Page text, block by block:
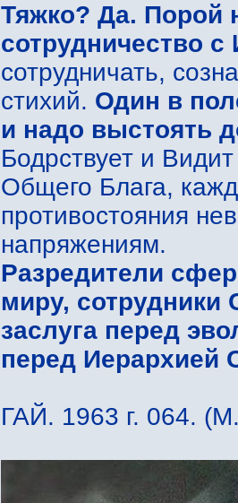
Тяжко? Да. Порой
сотрудничество
сотрудничать,
стихий. Один в
и надо выстоять
Бодрствует и
Общего Блага,
противостояния
напряжениям.
Разредители
миру, сотрудники
заслуга перед
перед Иерархией
ГАЙ. 1963 г. 064.